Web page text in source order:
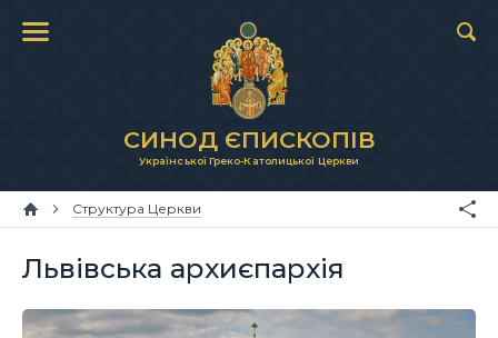
СИНОД ЄПИСКОПІВ
Української Греко-Католицької Церкви
Структура Церкви
Львівська архиєпархія